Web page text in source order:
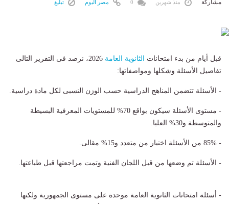
مشاركة منذ شهرين مصر اليوم تبليغ
قبل أيام من بدء امتحانات الثانوية العامة
2026، نرصد فى التقرير التالى
تفاصيل الأسئلة وشكلها ومواصفاتها:
- الأسئلة تتضمن المناهج الدراسية حسب الوزن النسبى لكل مادة دراسية.
- مستوى الأسئلة سيكون بواقع 70% للمستويات المعرفية البسيطة
والمتوسطة و30% العليا.
- 85% من الأسئلة اختيار من متعدد و15% مقالى.
- الأسئلة تم وضعها من قبل اللجان الفنية وتمت مراجعتها قبل طباعتها.
- أسئلة امتحانات الثانوية العامة موحدة على مستوى الجمهورية ولكنها